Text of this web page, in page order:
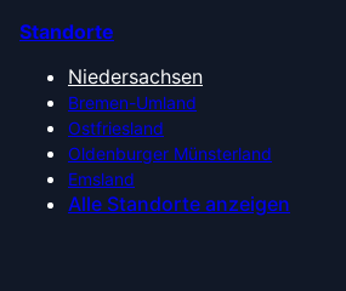
Standorte
Niedersachsen
Bremen-Umland
Ostfriesland
Oldenburger Münsterland
Emsland
Alle Standorte anzeigen